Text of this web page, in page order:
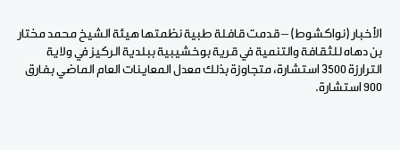
الأخبار (نواكشوط) – قدمت قافلة طبية نظمتها هيئة الشيخ محمد مختار
بن دهاه للثقافة والتنمية في قرية بوخشيبية ببلدية الركيز في ولاية
الترارزة 3500 استشارة، متجاوزة بذلك معدل المعاينات العام الماضي بفارق
900 استشارة.